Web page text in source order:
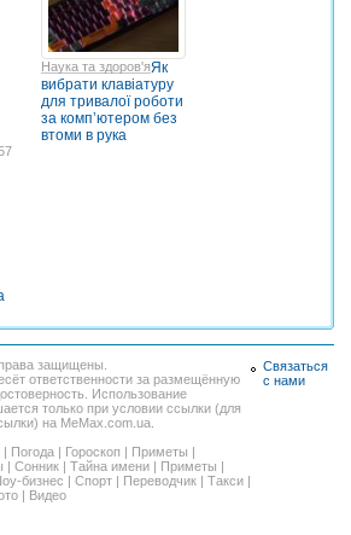
Наука та здоров'яЯк
вибрати клавіатуру
для тривалої роботи
за комп’ютером без
втоми в рука
права защищены.
ответственности за размещённую
Использование
только при условии ссылки (для
на MeMax.com.ua.
| Погода | Гороскоп | Приметы |
| Сонник | Тайна имени | Приметы |
бизнес | Спорт | Переводчик | Такси |
| Видео
Связаться
с нами